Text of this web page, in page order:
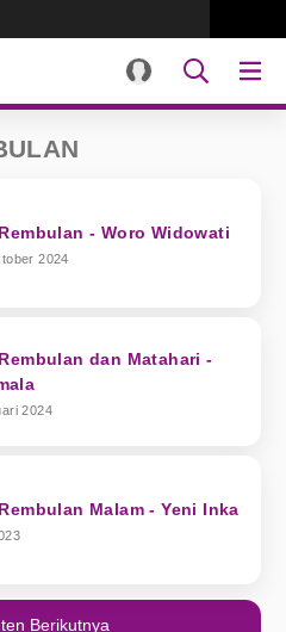
- Woro Widowati
2024
dan Matahari -
2024
Malam - Yeni Inka
Berikutnya